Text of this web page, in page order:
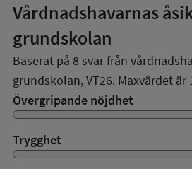
Vårdnadshavarnas
grundskolan
Baserat på 8 svar från
grundskolan,VT26. Maxvärdet är
Övergripande nöjdhet
Trygghet